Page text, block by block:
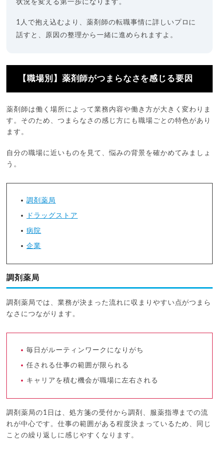
状況を変える第一歩になります。
1人で抱え込むより、薬剤師の転職事情に詳しいプロに
話すと、原因の整理から一緒に進められますよ。
【職場別】薬剤師がつまらなさを感じる要因
薬剤師は働く場所によって業務内容や働き方が大きく変わりま
す。そのため、つまらなさの感じ方にも職場ごとの特色があり
ます。
自分の職場に近いものを見て、悩みの背景を確かめてみましょ
う。
調剤薬局
ドラッグストア
病院
企業
調剤薬局
調剤薬局では、業務が決まった流れに収まりやすい点がつまら
なさにつながります。
毎日がルーティンワークになりがち
任される仕事の範囲が限られる
キャリアを積む機会が職場に左右される
調剤薬局の1日は、処方箋の受付から調剤、服薬指導までの流
れが中心です。仕事の範囲がある程度決まっているため、同じ
ことの繰り返しに感じやすくなります。